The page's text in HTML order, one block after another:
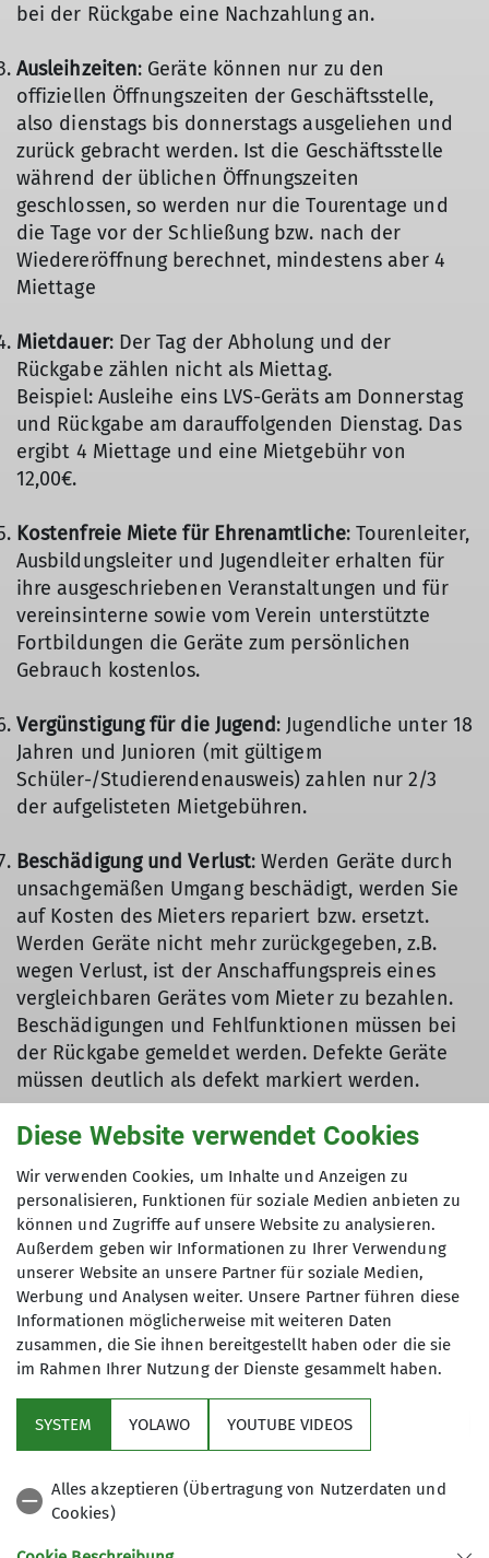
bei der Rückgabe eine Nachzahlung an.
Ausleihzeiten: Geräte können nur zu den
offiziellen Öffnungszeiten der Geschäftsstelle,
also dienstags bis donnerstags ausgeliehen und
zurück gebracht werden. Ist die Geschäftsstelle
während der üblichen Öffnungszeiten
geschlossen, so werden nur die Tourentage und
die Tage vor der Schließung bzw. nach der
Wiedereröffnung berechnet, mindestens aber 4
Miettage
Mietdauer: Der Tag der Abholung und der
Rückgabe zählen nicht als Miettag.
Beispiel: Ausleihe eins LVS-Geräts am Donnerstag
und Rückgabe am darauffolgenden Dienstag. Das
ergibt 4 Miettage und eine Mietgebühr von
12,00€.
Kostenfreie Miete für Ehrenamtliche: Tourenleiter,
Ausbildungsleiter und Jugendleiter erhalten für
ihre ausgeschriebenen Veranstaltungen und für
vereinsinterne sowie vom Verein unterstützte
Fortbildungen die Geräte zum persönlichen
Gebrauch kostenlos.
Vergünstigung für die Jugend: Jugendliche unter 18
Jahren und Junioren (mit gültigem
Schüler-/Studierendenausweis) zahlen nur 2/3
der aufgelisteten Mietgebühren.
Beschädigung und Verlust: Werden Geräte durch
unsachgemäßen Umgang beschädigt, werden Sie
auf Kosten des Mieters repariert bzw. ersetzt.
Werden Geräte nicht mehr zurückgegeben, z.B.
wegen Verlust, ist der Anschaffungspreis eines
vergleichbaren Gerätes vom Mieter zu bezahlen.
Beschädigungen und Fehlfunktionen müssen bei
der Rückgabe gemeldet werden. Defekte Geräte
müssen deutlich als defekt markiert werden.
Materialausleihe für
Skitouren
Tourenski, Felle, Harscheisen und Tourenskischuhe
verleiht die Sektionsjugend. Kontakt:
skiverleih@jdav-hd.de
Sektion
Diese Website verwendet Cookies
Wir verwenden Cookies, um Inhalte und Anzeigen zu
personalisieren, Funktionen für soziale Medien anbieten zu
können und Zugriffe auf unsere Website zu analysieren.
Außerdem geben wir Informationen zu Ihrer Verwendung
unserer Website an unsere Partner für soziale Medien,
Werbung und Analysen weiter. Unsere Partner führen diese
Informationen möglicherweise mit weiteren Daten
zusammen, die Sie ihnen bereitgestellt haben oder die sie
im Rahmen Ihrer Nutzung der Dienste gesammelt haben.
SYSTEM YOLAWO YOUTUBE VIDEOS
Alles akzeptieren (Übertragung von Nutzerdaten und
Cookies)